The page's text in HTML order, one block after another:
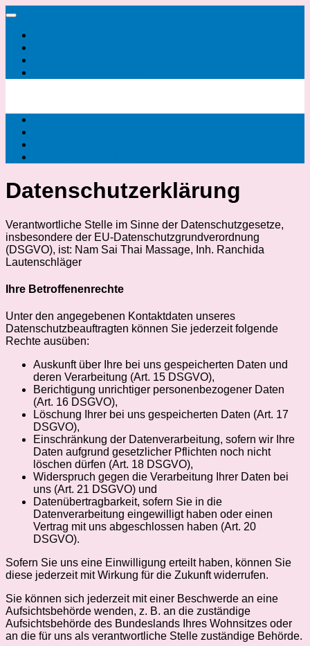
Zum
springen
Datenschutzerklärung
Verantwortliche Stelle im Sinne der Datenschutzgesetze,
insbesondere der EU-Datenschutzgrundverordnung
(DSGVO), ist: Nam Sai Thai Massage, Inh. Ranchida
Lautenschläger
Ihre Betroffenenrechte
Unter den angegebenen Kontaktdaten unseres
Datenschutzbeauftragten können Sie jederzeit folgende
Rechte ausüben:
Auskunft über Ihre bei uns gespeicherten Daten und
deren Verarbeitung (Art. 15 DSGVO),
Berichtigung unrichtiger personenbezogener Daten
(Art. 16 DSGVO),
Löschung Ihrer bei uns gespeicherten Daten (Art. 17
DSGVO),
Einschränkung der Datenverarbeitung, sofern wir Ihre
Daten aufgrund gesetzlicher Pflichten noch nicht
löschen dürfen (Art. 18 DSGVO),
Widerspruch gegen die Verarbeitung Ihrer Daten bei
uns (Art. 21 DSGVO) und
Datenübertragbarkeit, sofern Sie in die
Datenverarbeitung eingewilligt haben oder einen
Vertrag mit uns abgeschlossen haben (Art. 20
DSGVO).
Sofern Sie uns eine Einwilligung erteilt haben, können Sie
diese jederzeit mit Wirkung für die Zukunft widerrufen.
Sie können sich jederzeit mit einer Beschwerde an eine
Aufsichtsbehörde wenden, z. B. an die zuständige
Aufsichtsbehörde des Bundeslands Ihres Wohnsitzes oder
an die für uns als verantwortliche Stelle zuständige Behörde.